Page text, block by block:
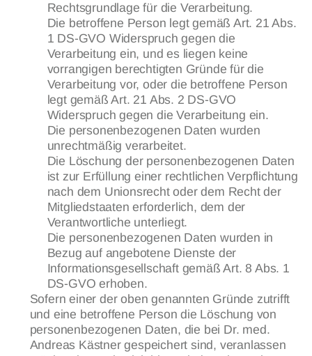
Rechtsgrundlage für die Verarbeitung.
Die betroffene Person legt gemäß Art. 21 Abs.
1 DS-GVO Widerspruch gegen die
Verarbeitung ein, und es liegen keine
vorrangigen berechtigten Gründe für die
Verarbeitung vor, oder die betroffene Person
legt gemäß Art. 21 Abs. 2 DS-GVO
Widerspruch gegen die Verarbeitung ein.
Die personenbezogenen Daten wurden
unrechtmäßig verarbeitet.
Die Löschung der personenbezogenen Daten
ist zur Erfüllung einer rechtlichen Verpflichtung
nach dem Unionsrecht oder dem Recht der
Mitgliedstaaten erforderlich, dem der
Verantwortliche unterliegt.
Die personenbezogenen Daten wurden in
Bezug auf angebotene Dienste der
Informationsgesellschaft gemäß Art. 8 Abs. 1
DS-GVO erhoben.
Sofern einer der oben genannten Gründe zutrifft
und eine betroffene Person die Löschung von
personenbezogenen Daten, die bei Dr. med.
Andreas Kästner gespeichert sind, veranlassen